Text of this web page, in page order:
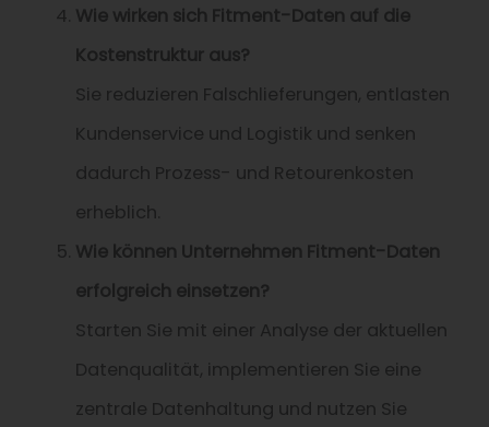
Wie wirken sich Fitment-Daten auf die
Kostenstruktur aus?
Sie reduzieren Falschlieferungen, entlasten
Kundenservice und Logistik und senken
dadurch Prozess- und Retourenkosten
erheblich.
Wie können Unternehmen Fitment-Daten
erfolgreich einsetzen?
Starten Sie mit einer Analyse der aktuellen
Datenqualität, implementieren Sie eine
zentrale Datenhaltung und nutzen Sie